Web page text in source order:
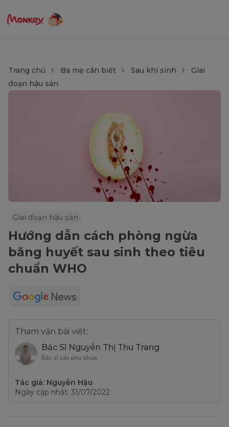
Trang chủ Ba mẹ cần biết Sau khi sinh
Giai
đoạn hậu sản
Giai đoạn hậu sản
Hướng dẫn cách phòng ngừa
băng huyết sau sinh theo tiêu
chuẩn WHO
Tham vấn bài viết:
Bác Sĩ Nguyễn Thị Thu Trang
Bác sĩ sản phụ khoa
Tác giả: Nguyễn Hậu
Ngày cập nhật: 31/07/2022